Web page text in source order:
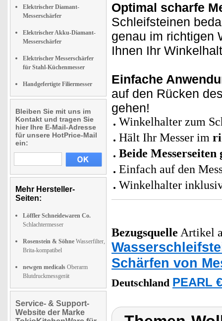
Elektrischer Diamant-
Messerschärfer
Elektrischer Akku-Diamant-
Messerschärfer
Elektrischer Messerschärfer
für Stahl-Küchenmesser
Handgefertigte Filiermesser
Bleiben Sie mit uns im
Kontakt und tragen Sie
hier Ihre E-Mail-Adresse
für unsere HotPrice-Mail
ein:
Mehr Hersteller-
Seiten:
Löffler Schneidewaren Co.
Schlachtermesser
Rosenstein & Söhne Wasserfilter,
Brita-kompatibel
newgen medicals Oberarm
Blutdruckmessgerät
Service- & Support-
Website der Marke
Optimal scharfe
Schleifsteinen
genau im richtigen
Ihnen Ihr
Einfache
auf den Rücken
gehen!
Winkelhalter zum
Hält Ihr Messer im
Beide
Einfach auf den
Winkelhalter
Bezugsquelle Artikel
Schärfen von
Deutschland PEARL